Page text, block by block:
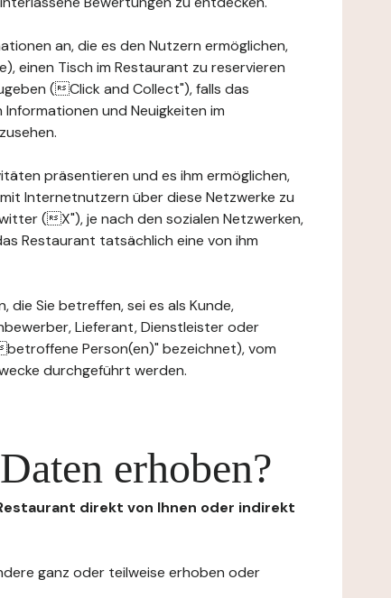
an, die es den Nutzern ermöglichen,
einen Tisch im Restaurant zu reservieren
(Click and Collect"), falls das
und Neuigkeiten im
präsentieren und es ihm ermöglichen,
Internetnutzern über diese Netzwerke zu
(X"), je nach den sozialen Netzwerken,
Restaurant tatsächlich eine von ihm
Sie betreffen, sei es als Kunde,
Lieferant, Dienstleister oder
Person(en)" bezeichnet), vom
durchgeführt werden.
erhoben?
direkt von Ihnen oder indirekt
ganz oder teilweise erhoben oder